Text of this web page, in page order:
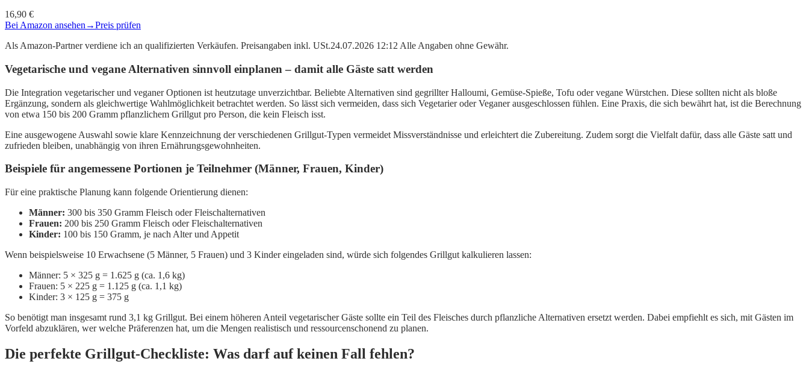
16,90 €
Bei Amazon ansehen →Preis prüfen
Als Amazon-Partner verdiene ich an qualifizierten Verkäufen. Preisangaben inkl. USt.24.07.2026 12:12 Alle Angaben ohne Gewähr.
Vegetarische und vegane Alternativen sinnvoll einplanen – damit alle Gäste satt werden
Die Integration vegetarischer und veganer Optionen ist heutzutage unverzichtbar. Beliebte Alternativen sind gegrillter Halloumi, Gemüse-Spieße, Tofu oder vegane Würstchen. Diese sollten nicht als bloße
Ergänzung, sondern als gleichwertige Wahlmöglichkeit betrachtet werden. So lässt sich vermeiden, dass sich Vegetarier oder Veganer ausgeschlossen fühlen. Eine Praxis, die sich bewährt hat, ist die Berechnung
von etwa 150 bis 200 Gramm pflanzlichem Grillgut pro Person, die kein Fleisch isst.
Eine ausgewogene Auswahl sowie klare Kennzeichnung der verschiedenen Grillgut-Typen vermeidet Missverständnisse und erleichtert die Zubereitung. Zudem sorgt die Vielfalt dafür, dass alle Gäste satt und
zufrieden bleiben, unabhängig von ihren Ernährungsgewohnheiten.
Beispiele für angemessene Portionen je Teilnehmer (Männer, Frauen, Kinder)
Für eine praktische Planung kann folgende Orientierung dienen:
Männer: 300 bis 350 Gramm Fleisch oder Fleischalternativen
Frauen: 200 bis 250 Gramm Fleisch oder Fleischalternativen
Kinder: 100 bis 150 Gramm, je nach Alter und Appetit
Wenn beispielsweise 10 Erwachsene (5 Männer, 5 Frauen) und 3 Kinder eingeladen sind, würde sich folgendes Grillgut kalkulieren lassen:
Männer: 5 × 325 g = 1.625 g (ca. 1,6 kg)
Frauen: 5 × 225 g = 1.125 g (ca. 1,1 kg)
Kinder: 3 × 125 g = 375 g
So benötigt man insgesamt rund 3,1 kg Grillgut. Bei einem höheren Anteil vegetarischer Gäste sollte ein Teil des Fleisches durch pflanzliche Alternativen ersetzt werden. Dabei empfiehlt es sich, mit Gästen im
Vorfeld abzuklären, wer welche Präferenzen hat, um die Mengen realistisch und ressourcenschonend zu planen.
Die perfekte Grillgut-Checkliste: Was darf auf keinen Fall fehlen?